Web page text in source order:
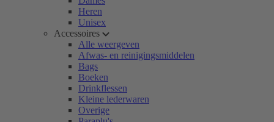
Heren
Unisex
Accessoires
Alle weergeven
Afwas- en reinigingsmiddelen
Bags
Boeken
Drinkflessen
Kleine lederwaren
Overige